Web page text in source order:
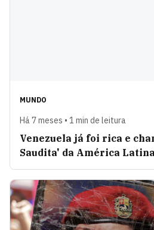
MUNDO
Há 7 meses • 1 min de leitura
Venezuela já foi rica e
Saudita' da América Latina